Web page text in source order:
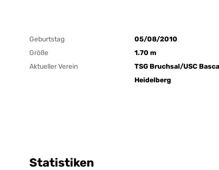
Geburtstag
05/08/2010
Größe
1.70 m
Aktueller Verein
TSG Bruchsal/USC
Heidelberg
Statistiken